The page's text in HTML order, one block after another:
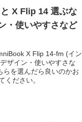
X Flip 14 選ぶな
・使いやすさなど
X Flip 14-fm (イン
ザイン・使いやすさな
らを選んだら良いのかお
ください。